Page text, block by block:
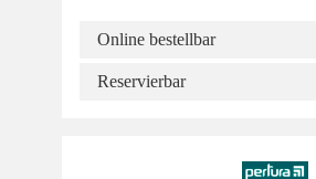
Online bestellbar
Reservierbar